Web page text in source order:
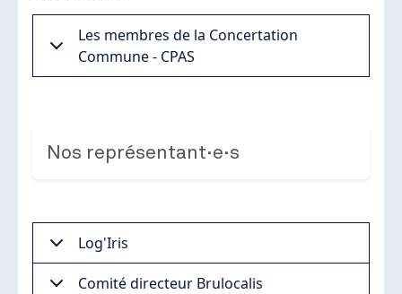
Les membres de la Concertation
Commune - CPAS
Nos représentant·e·s
Log'Iris
Comité directeur Brulocalis